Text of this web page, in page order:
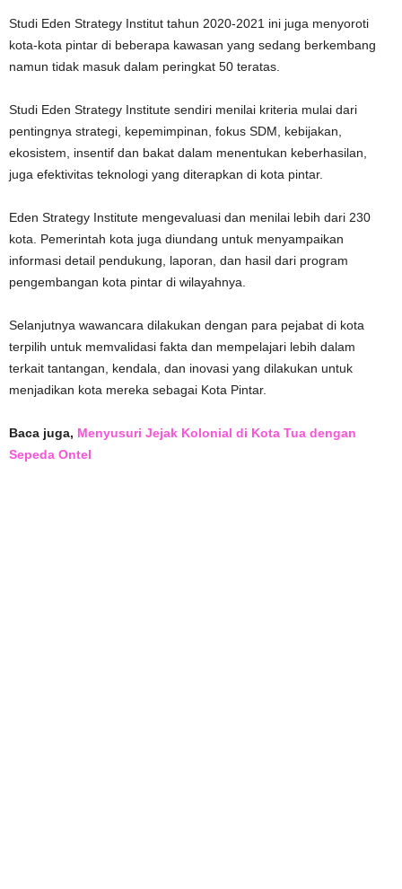
Studi Eden Strategy Institut tahun 2020-2021 ini juga menyoroti
kota-kota pintar di beberapa kawasan yang sedang berkembang
namun tidak masuk dalam peringkat 50 teratas.
Studi Eden Strategy Institute sendiri menilai kriteria mulai dari
pentingnya strategi, kepemimpinan, fokus SDM, kebijakan,
ekosistem, insentif dan bakat dalam menentukan keberhasilan,
juga efektivitas teknologi yang diterapkan di kota pintar.
Eden Strategy Institute mengevaluasi dan menilai lebih dari 230
kota. Pemerintah kota juga diundang untuk menyampaikan
informasi detail pendukung, laporan, dan hasil dari program
pengembangan kota pintar di wilayahnya.
Selanjutnya wawancara dilakukan dengan para pejabat di kota
terpilih untuk memvalidasi fakta dan mempelajari lebih dalam
terkait tantangan, kendala, dan inovasi yang dilakukan untuk
menjadikan kota mereka sebagai Kota Pintar.
Baca juga, Menyusuri Jejak Kolonial di Kota Tua dengan
Sepeda Ontel